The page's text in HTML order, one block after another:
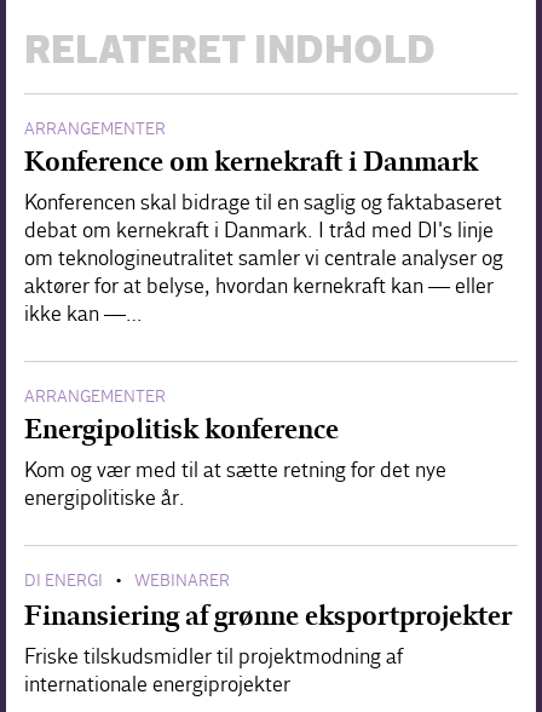
RELATERET INDHOLD
ARRANGEMENTER
Konference om kernekraft i Danmark
Konferencen skal bidrage til en saglig og faktabaseret
debat om kernekraft i Danmark. I tråd med DI's linje
om teknologineutralitet samler vi centrale analyser og
aktører for at belyse, hvordan kernekraft kan — eller
ikke kan —…
ARRANGEMENTER
Energipolitisk konference
Kom og vær med til at sætte retning for det nye
energipolitiske år.
DI ENERGI • WEBINARER
Finansiering af grønne eksportprojekter
Friske tilskudsmidler til projektmodning af
internationale energiprojekter